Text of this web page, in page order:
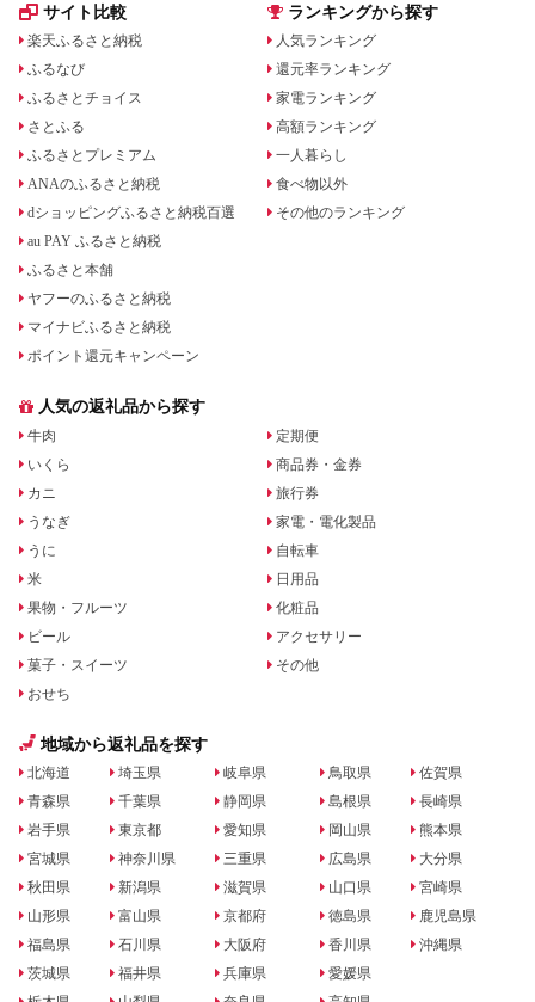
サイト比較
楽天ふるさと納税
ふるなび
ふるさとチョイス
さとふる
ふるさとプレミアム
ANAのふるさと納税
dショッピングふるさと納税百選
au PAY ふるさと納税
ふるさと本舗
ヤフーのふるさと納税
マイナビふるさと納税
ポイント還元キャンペーン
ランキングから探す
人気ランキング
還元率ランキング
家電ランキング
高額ランキング
一人暮らし
食べ物以外
その他のランキング
人気の返礼品から探す
牛肉
いくら
カニ
うなぎ
うに
米
果物・フルーツ
ビール
菓子・スイーツ
おせち
定期便
商品券・金券
旅行券
家電・電化製品
自転車
日用品
化粧品
アクセサリー
その他
地域から返礼品を探す
北海道
青森県
岩手県
宮城県
秋田県
山形県
福島県
茨城県
埼玉県
千葉県
東京都
神奈川県
新潟県
富山県
石川県
福井県
岐阜県
静岡県
愛知県
三重県
滋賀県
京都府
大阪府
兵庫県
鳥取県
島根県
岡山県
広島県
山口県
徳島県
香川県
愛媛県
佐賀県
長崎県
熊本県
大分県
宮崎県
鹿児島県
沖縄県